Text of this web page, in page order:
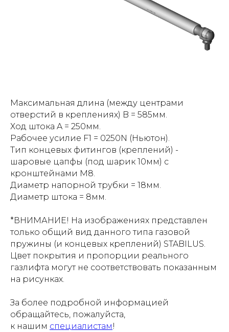
Максимальная длина (между центрами
отверстий в креплениях) B = 585мм.
Ход штока A = 250мм.
Рабочее усилие F1 = 0250N (Ньютон).
Тип концевых фитингов (креплений) -
шаровые цапфы (под шарик 10мм) с
кронштейнами М8.
Диаметр напорной трубки = 18мм.
Диаметр штока = 8мм.
*ВНИМАНИЕ! На изображениях представлен
только общий вид данного типа газовой
пружины (и концевых креплений) STABILUS.
Цвет покрытия и пропорции реального
газлифта могут не соответствовать показанным
на рисунках.
За более подробной информацией
обращайтесь, пожалуйста,
к нашим специалистам!